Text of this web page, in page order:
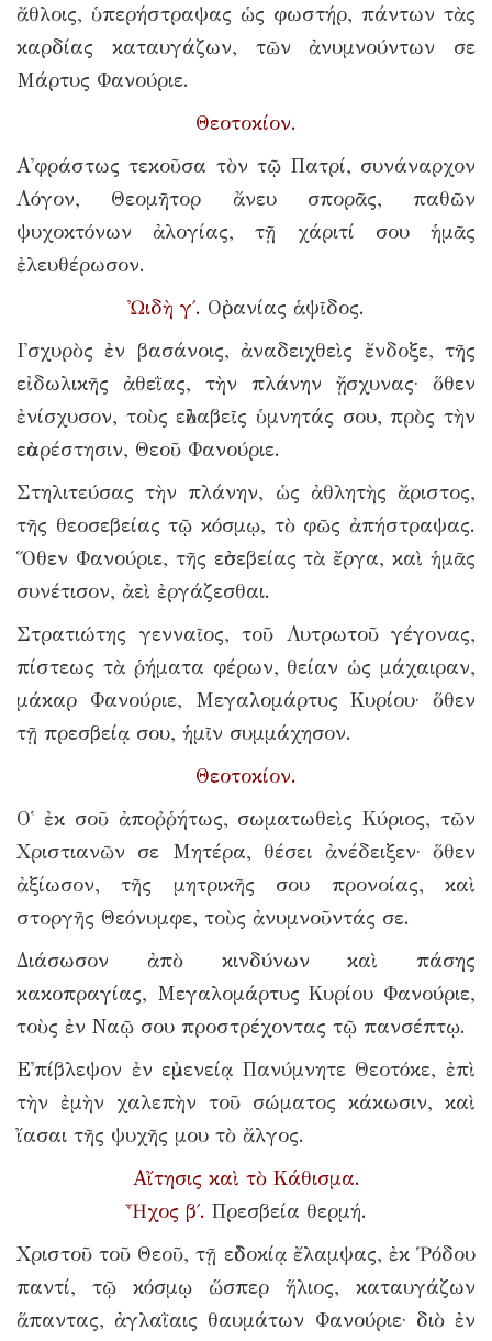
ἄθλοις, ὑπερήστραψας ὡς φωστήρ, πάντων τὰς
καρδίας καταυγάζων, τῶν ἀνυμνούντων σε
Μάρτυς Φανούριε.
Θεοτοκίον.
Α᾿φράστως τεκοῦσα τὸν τῷ Πατρί, συνάναρχον
Λόγον, Θεομῆτορ ἄνευ σπορᾶς, παθῶν
ψυχοκτόνων ἀλογίας, τῇ χάριτί σου ἡμᾶς
ἐλευθέρωσον.
Ὠιδὴ γ΄. Οὐρανίας ἁψῖδος.
Ι᾿σχυρὸς ἐν βασάνοις, ἀναδειχθεὶς ἔνδοξε, τῆς
εἰδωλικῆς ἀθεῒας, τὴν πλάνην ᾔσχυνας· ὅθεν
ἐνίσχυσον, τοὺς εὐλαβεῖς ὑμνητάς σου, πρὸς τὴν
εὐαρέστησιν, Θεοῦ Φανούριε.
Στηλιτεύσας τὴν πλάνην, ὡς ἀθλητὴς ἄριστος,
τῆς θεοσεβείας τῷ κόσμῳ, τὸ φῶς ἀπήστραψας.
Ὅθεν Φανούριε, τῆς εὐσεβείας τὰ ἔργα, καὶ ἡμᾶς
συνέτισον, ἀεὶ ἐργάζεσθαι.
Στρατιώτης γενναῖος, τοῦ Λυτρωτοῦ γέγονας,
πίστεως τὰ ῥήματα φέρων, θείαν ὡς μάχαιραν,
μάκαρ Φανούριε, Μεγαλομάρτυς Κυρίου· ὅθεν
τῇ πρεσβείᾳ σου, ἡμῖν συμμάχησον.
Θεοτοκίον.
Ο῾ ἐκ σοῦ ἀποῤῥήτως, σωματωθεὶς Κύριος, τῶν
Χριστιανῶν σε Μητέρα, θέσει ἀνέδειξεν· ὅθεν
ἀξίωσον, τῆς μητρικῆς σου προνοίας, καὶ
στοργῆς Θεόνυμφε, τοὺς ἀνυμνοῦντάς σε.
Διάσωσον ἀπὸ κινδύνων καὶ πάσης
κακοπραγίας, Μεγαλομάρτυς Κυρίου Φανούριε,
τοὺς ἐν Ναῷ σου προστρέχοντας τῷ πανσέπτῳ.
Ε᾽πίβλεψον ἐν εὐμενείᾳ Πανύμνητε Θεοτόκε, ἐπὶ
τὴν ἐμὴν χαλεπὴν τοῦ σώματος κάκωσιν, καὶ
ἴασαι τῆς ψυχῆς μου τὸ ἄλγος.
Αἴτησις καὶ τὸ Κάθισμα.
Ἦχος β΄. Πρεσβεία θερμή.
Χριστοῦ τοῦ Θεοῦ, τῇ εὐδοκίᾳ ἔλαμψας, ἐκ Ῥόδου
παντί, τῷ κόσμῳ ὥσπερ ἥλιος, καταυγάζων
ἅπαντας, ἀγλαῒαις θαυμάτων Φανούριε· διὸ ἐν